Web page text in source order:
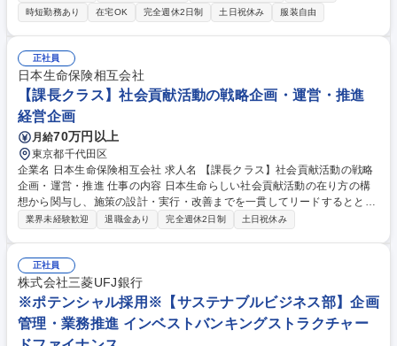
遂げていくまで、一気通貫の伴走型支援に取り組みます。 役割によって以
下のいずれかの業務をお任せします。 ■新規事業開発プログラム/社内起業
プログラムの制度設計コンサルティング ■新規事業開発プログラム/社内起
業プログラムの運営伴走支援 ■新規事業の適切な評価/投資実行を実現する
ためのマネジメントガイドライン設計 ■新規事業開発スキルを装着するた
めの研修/セミナー/ワークショップ等の企画/実行 ■支援事業の事業化に向
けたメンタリング伴走支援 募集職種 【東京/インキュベーションリード】
新規事業開発を支援/フルリモート/福利厚生
時短勤務あり
在宅OK 完全週休2日制 土日祝休み 服装自由
正社員
日本生命保険相互会社
【課長クラス】社会貢献活動の戦略企画・運営・推進
経営企画
月給70万円以上
東京都千代田区
企業名 日本生命保険相互会社 求人名 【課長クラス】社会貢献活動の戦略
企画・運営・推進 仕事の内容 日本生命らしい社会貢献活動の在り方の構
想から関与し、施策の設計・実行・改善までを一貫してリードするととも
に、社内外の多様な関係者を巻き込みながら、全社的な取組として展開し
のプロジェクト・チームマネジメント、高度化・展開■既存施策（教育支
援・ボランティア・環境保全等）の高度化・横展開の推進■新規社会貢献
事業の企画・立ち上げ■社内関係部門・外部パートナー（NPO・自治体
等）との連携・合意形成・協働■インナー/アウターブランディング戦略の
企画・推進 募集職種 【課長クラス】社会貢献活動の戦略企画・運営・推
業界未経験歓迎 退職金あり 完全週休2日制 土日祝休み
正社員
株式会社三菱UFJ銀行
※ポテンシャル採用※【サステナブルビジネス部】企画
管理・業務推進 インベストバンキングストラクチャー